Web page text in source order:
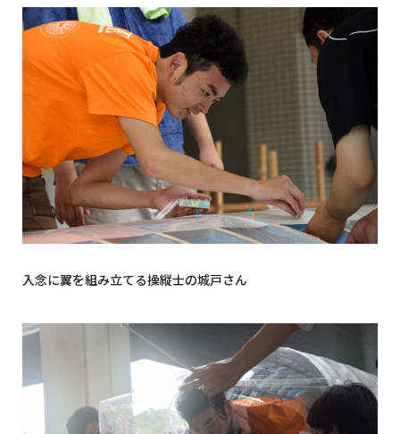
入念に翼を組み立てる操縦士の城戸さん